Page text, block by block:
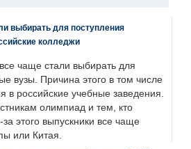
выбирать для поступления
колледжи
чаще стали выбирать для
вузы. Причина этого в том числе
в российские учебные заведения.
олимпиад и тем, кто
этого выпускники все чаще
или Китая.